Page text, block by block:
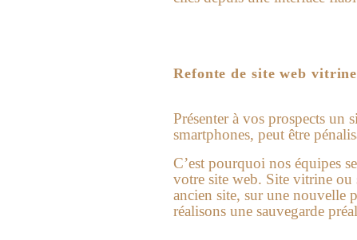
Refonte de site web
Présenter à vos prospects un
smartphones, peut être
C’est pourquoi nos équipes
votre site web. Site vitrine ou
ancien site, sur une nouvelle
réalisons une sauvegarde